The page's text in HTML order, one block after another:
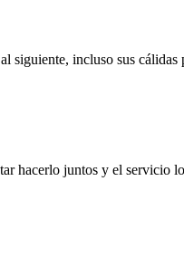
incluso sus
hacerlo juntos y el servicio